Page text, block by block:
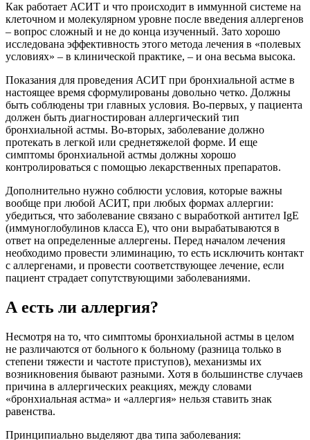
Как работает АСИТ и что происходит в иммунной системе на
клеточном и молекулярном уровне после введения аллергенов
– вопрос сложный и не до конца изученный. Зато хорошо
исследована эффективность этого метода лечения в «полевых
условиях» – в клинической практике, – и она весьма высока.
Показания для проведения АСИТ при бронхиальной астме в
настоящее время сформулированы довольно четко. Должны
быть соблюдены три главных условия. Во-первых, у пациента
должен быть диагностирован аллергический тип
бронхиальной астмы. Во-вторых, заболевание должно
протекать в легкой или среднетяжелой форме. И еще
симптомы бронхиальной астмы должны хорошо
контролироваться с помощью лекарственных препаратов.
Дополнительно нужно соблюсти условия, которые важны
вообще при любой АСИТ, при любых формах аллергии:
убедиться, что заболевание связано с выработкой антител IgE
(иммуноглобулинов класса E), что они вырабатываются в
ответ на определенные аллергены. Перед началом лечения
необходимо провести элиминацию, то есть исключить контакт
с аллергенами, и провести соответствующее лечение, если
пациент страдает сопутствующими заболеваниями.
А есть ли аллергия?
Несмотря на то, что симптомы бронхиальной астмы в целом
не различаются от больного к больному (разница только в
степени тяжести и частоте приступов), механизмы их
возникновения бывают разными. Хотя в большинстве случаев
причина в аллергических реакциях, между словами
«бронхиальная астма» и «аллергия» нельзя ставить знак
равенства.
Принципиально выделяют два типа заболевания: